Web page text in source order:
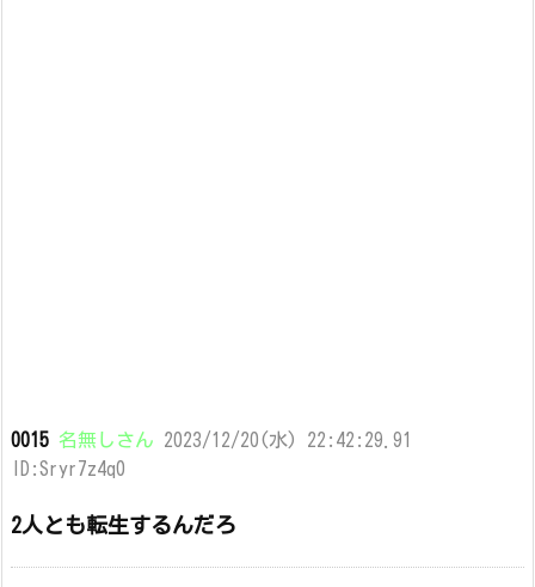
0015 名無しさん 2023/12/20(水) 22:42:29.91
ID:Sryr7z4q0
2人とも転生するんだろ